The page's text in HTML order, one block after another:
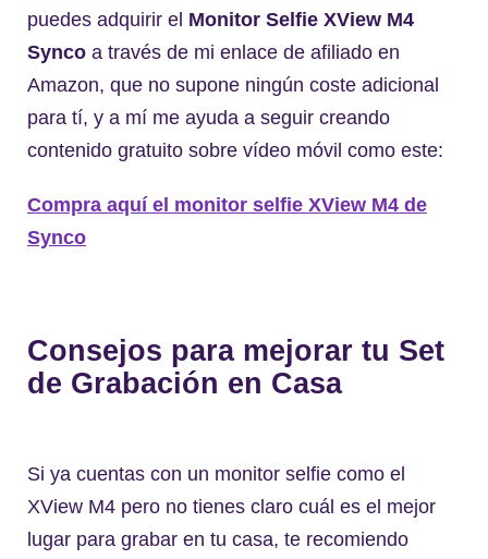
puedes adquirir el Monitor Selfie XView M4
Synco a través de mi enlace de afiliado en
Amazon, que no supone ningún coste adicional
para tí, y a mí me ayuda a seguir creando
contenido gratuito sobre vídeo móvil como este:
Compra aquí el monitor selfie XView M4 de
Synco
Consejos para mejorar tu Set
de Grabación en Casa
Si ya cuentas con un monitor selfie como el
XView M4 pero no tienes claro cuál es el mejor
lugar para grabar en tu casa, te recomiendo